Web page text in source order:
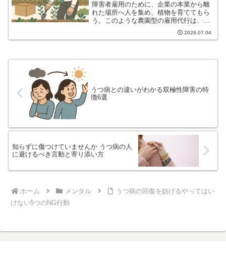
障害者雇用のために、企業の本業から離
れた場所へ人を集め、植物を育ててもら
う。このような農園型の雇用代行は、法
定雇用率を満たす手段として広がってき
ました。落ち着いた環境で働けること
2026.07.04
うつ病との違いがわかる双極性障害の特
徴6選
知らずに傷つけていませんか うつ病の人
に避けるべき言動と寄り添い方
ホーム メンタル
うつ病の回復を妨げるやってはい
けない5つのNG行動